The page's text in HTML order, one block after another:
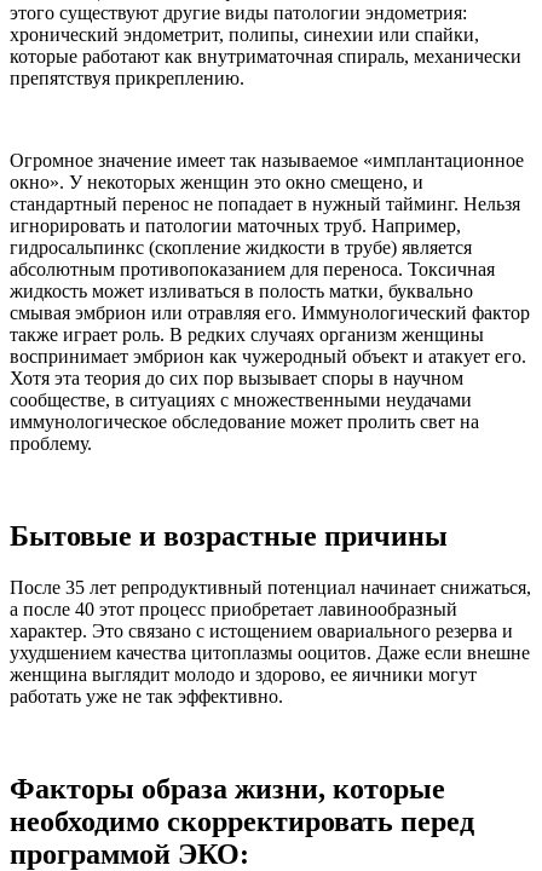
этого существуют другие виды патологии эндометрия:
хронический эндометрит, полипы, синехии или спайки,
которые работают как внутриматочная спираль, механически
препятствуя прикреплению.
Огромное значение имеет так называемое «имплантационное
окно». У некоторых женщин это окно смещено, и
стандартный перенос не попадает в нужный тайминг. Нельзя
игнорировать и патологии маточных труб. Например,
гидросальпинкс (скопление жидкости в трубе) является
абсолютным противопоказанием для переноса. Токсичная
жидкость может изливаться в полость матки, буквально
смывая эмбрион или отравляя его. Иммунологический фактор
также играет роль. В редких случаях организм женщины
воспринимает эмбрион как чужеродный объект и атакует его.
Хотя эта теория до сих пор вызывает споры в научном
сообществе, в ситуациях с множественными неудачами
иммунологическое обследование может пролить свет на
проблему.
Бытовые и возрастные причины
После 35 лет репродуктивный потенциал начинает снижаться,
а после 40 этот процесс приобретает лавинообразный
характер. Это связано с истощением овариального резерва и
ухудшением качества цитоплазмы ооцитов. Даже если внешне
женщина выглядит молодо и здорово, ее яичники могут
работать уже не так эффективно.
Факторы образа жизни, которые
необходимо скорректировать перед
программой ЭКО: